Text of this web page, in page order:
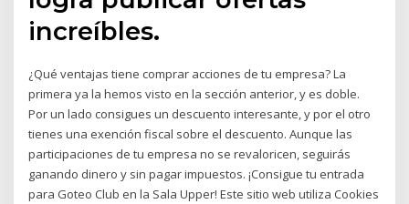
increíbles.
¿Qué ventajas tiene comprar acciones de tu empresa? La
primera ya la hemos visto en la sección anterior, y es doble.
Por un lado consigues un descuento interesante, y por el otro
tienes una exención fiscal sobre el descuento. Aunque las
participaciones de tu empresa no se revaloricen, seguirás
ganando dinero y sin pagar impuestos. ¡Consigue tu entrada
para Goteo Club en la Sala Upper! Este sitio web utiliza Cookies